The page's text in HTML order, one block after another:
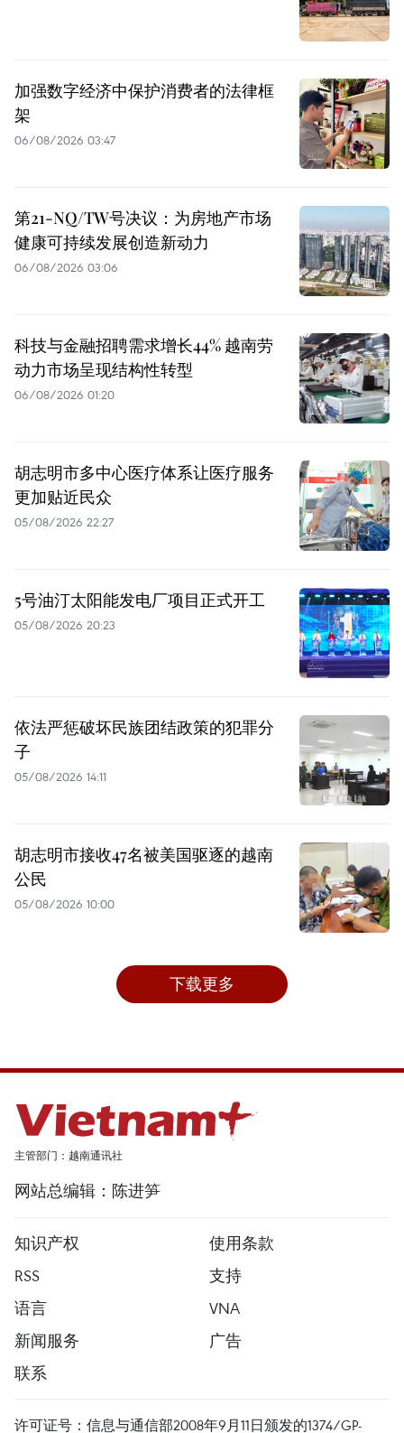
加强数字经济中保护消费者的法律框
架
06/08/2026 03:47
第21-NQ/TW号决议：为房地产市场
健康可持续发展创造新动力
06/08/2026 03:06
科技与金融招聘需求增长44% 越南劳
动力市场呈现结构性转型
06/08/2026 01:20
胡志明市多中心医疗体系让医疗服务
更加贴近民众
05/08/2026 22:27
5号油汀太阳能发电厂项目正式开工
05/08/2026 20:23
依法严惩破坏民族团结政策的犯罪分
子
05/08/2026 14:11
胡志明市接收47名被美国驱逐的越南
公民
05/08/2026 10:00
下载更多
主管部门：越南通讯社
网站总编辑：陈进笋
知识产权
使用条款
RSS
支持
语言
VNA
新闻服务
广告
联系
许可证号：信息与通信部2008年9月11日颁发的1374/GP-